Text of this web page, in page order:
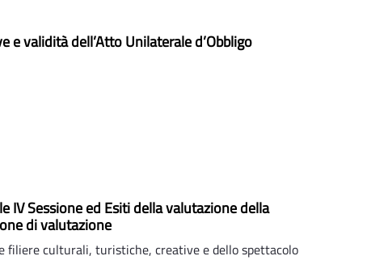
validità dell’Atto Unilaterale d’Obbligo
Sessione ed Esiti della valutazione della
di valutazione
filiere culturali, turistiche, creative e dello spettacolo